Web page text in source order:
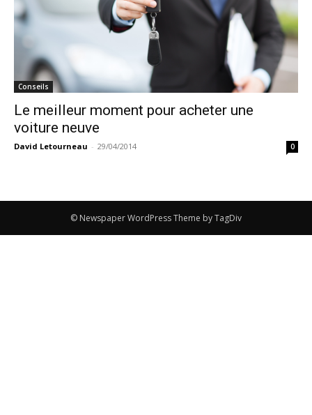
Conseils
Le meilleur moment pour acheter une
voiture neuve
David Letourneau - 29/04/2014 0
© Newspaper WordPress Theme by TagDiv